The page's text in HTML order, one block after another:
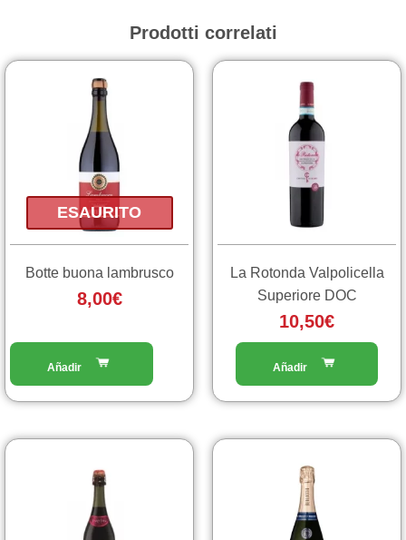
Prodotti correlati
ESAURITO
Botte buona lambrusco
8,00€
La Rotonda Valpolicella
Superiore DOC
10,50€